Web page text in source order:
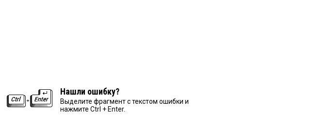
Нашли ошибку?
Выделите фрагмент с текстом ошибки и
нажмите Ctrl + Enter.